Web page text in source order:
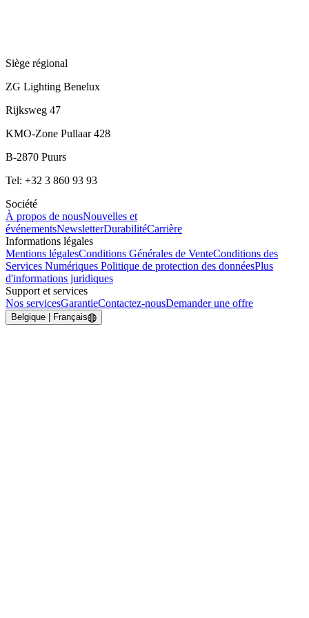
Siège régional
ZG Lighting Benelux
Rijksweg 47
KMO-Zone Pullaar 428
B-2870 Puurs
Tel: +32 3 860 93 93
Société
À propos de nousNouvelles et
événementsNewsletterDurabilitéCarrière
Informations légales
Mentions légalesConditions Générales de VenteConditions des
Services Numériques Politique de protection des donnéesPlus
d'informations juridiques
Support et services
Nos servicesGarantieContactez-nousDemander une offre
Belgique | Français